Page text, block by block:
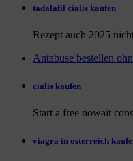
tadalafil cialis kaufen
Rezept auch 2025
Antabuse bestellen
cialis kaufen
Start a free nowait
viagra in osterreich